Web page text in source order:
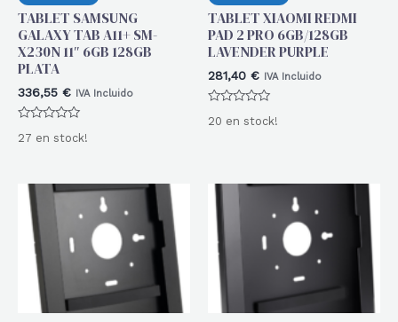
TABLET SAMSUNG
GALAXY TAB A11+ SM-
X230N 11″ 6GB 128GB
PLATA
336,55 € IVA Incluido
con
27 en stock!
TABLET XIAOMI REDMI
PAD 2 PRO 6GB/128GB
LAVENDER PURPLE
281,40 € IVA Incluido
con
20 en stock!